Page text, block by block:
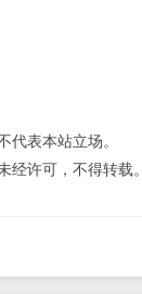
代表本站立场。
经许可，不得转载。